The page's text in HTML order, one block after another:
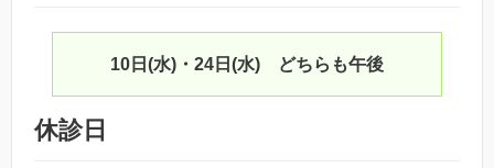
10日(水)・24日(水) どちらも午後
休診日